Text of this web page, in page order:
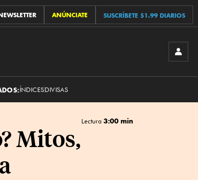
ANÚNCIATE SUSCRÍBETE $1.99 DIARIOS
ÍNDICESDIVISAS
Lectura 3:00 min
Mitos,